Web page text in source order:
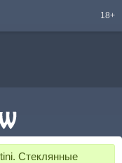
18+
Стеклянные